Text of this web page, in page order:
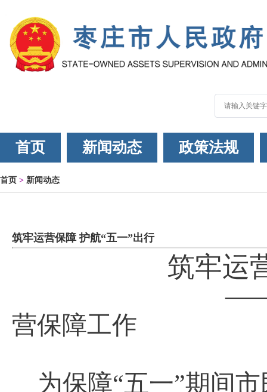
首页 新闻动态 政策法规
首页 > 新闻动态
筑牢运营保障 护航“五一”出行
筑牢运
营保障工作
为保障“五一”期间